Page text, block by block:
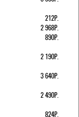
212Р.
2 968Р.
890Р.
2 190Р.
3 640Р.
2 490Р.
824Р.